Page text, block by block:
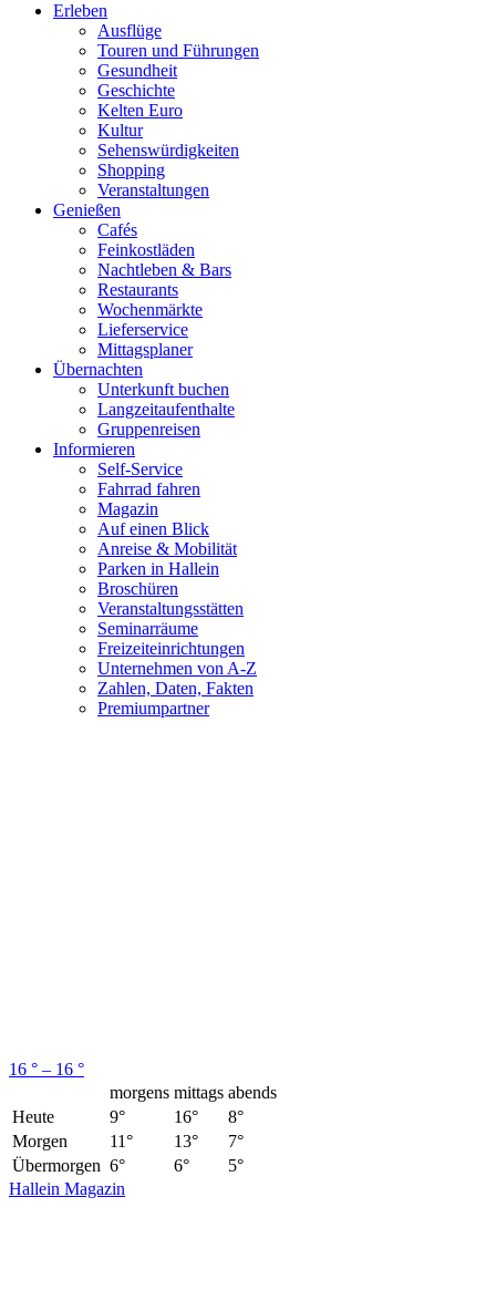
Erleben
Ausflüge
Touren und Führungen
Gesundheit
Geschichte
Kelten Euro
Kultur
Sehenswürdigkeiten
Shopping
Veranstaltungen
Genießen
Cafés
Feinkostläden
Nachtleben & Bars
Restaurants
Wochenmärkte
Lieferservice
Mittagsplaner
Übernachten
Unterkunft buchen
Langzeitaufenthalte
Gruppenreisen
Informieren
Self-Service
Fahrrad fahren
Magazin
Auf einen Blick
Anreise & Mobilität
Parken in Hallein
Broschüren
Veranstaltungsstätten
Seminarräume
Freizeiteinrichtungen
Unternehmen von A-Z
Zahlen, Daten, Fakten
Premiumpartner
16 ° – 16 °
morgens mittags abends
Heute
9° 16°
8°
Morgen
11° 13°
7°
Übermorgen 6° 6°
5°
Hallein Magazin